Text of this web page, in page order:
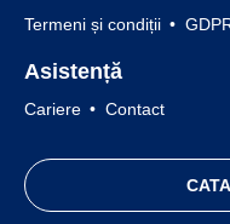
Termeni și condiții
Asistență
Cariere Contact